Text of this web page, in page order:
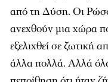
από τη Δύση. Οι
ανεχθούν μια χώρα
εξελιχθεί σε ζωτική
άλλα πολλά. Αλλά